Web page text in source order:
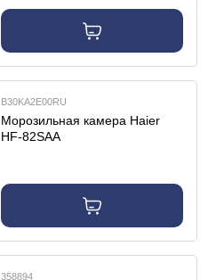
B30KA2E00RU
Морозильная камера Haier
HF-82SAA
358894